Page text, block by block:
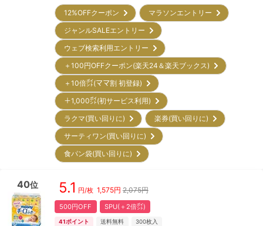
12%OFFクーポン
マラソンエントリー
ジャンルSALEエントリー
ウェブ検索利用エントリー
＋100円OFFクーポン(楽天24＆楽天ブックス)
＋10倍㌽(ママ割 初登録)
＋1,000㌽(初サービス利用)
ラクマ(買い回りに)
楽券(買い回りに)
サーティワン(買い回りに)
食パン袋(買い回りに)
40位 5.1 円/枚 1,575円 2,075円
500円OFF SPU(＋2倍㌽)
41 ポイント 送料無料 300枚入